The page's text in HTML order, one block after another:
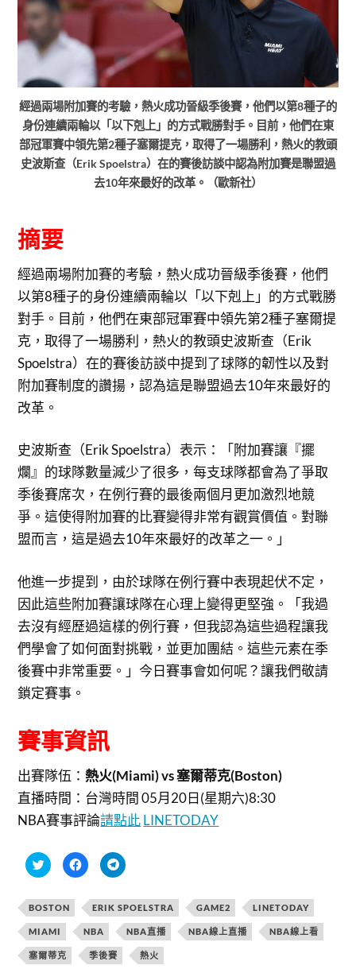
經過兩場附加賽的考驗，熱火成功晉級季後賽，他們以第8種子的
身份連續兩輪以「以下剋上」的方式戰勝對手。目前，他們在東
部冠軍賽中領先第2種子塞爾提克，取得了一場勝利，熱火的教頭
史波斯查（Erik Spoelstra）在的賽後訪談中認為附加賽是聯盟過
去10年來最好的改革。（歐新社）
摘要
經過兩場附加賽的考驗，熱火成功晉級季後賽，他們
以第8種子的身份連續兩輪以「以下剋上」的方式戰勝
對手。目前，他們在東部冠軍賽中領先第2種子塞爾提
克，取得了一場勝利，熱火的教頭史波斯查（Erik
Spoelstra）在的賽後訪談中提到了球隊的韌性以及對
附加賽制度的讚揚，認為這是聯盟過去10年來最好的
改革。
史波斯查（Erik Spoelstra）表示：「附加賽讓『擺
爛』的球隊數量減少了很多，每支球隊都會為了爭取
季後賽席次，在例行賽的最後兩個月更加激烈地競
爭。這使得附加賽的比賽變得非常有觀賞價值。對聯
盟而言，這是過去10年來最好的改革之一。」
他進一步提到，由於球隊在例行賽中表現起伏不定，
因此這些附加賽讓球隊在心理上變得更堅強。「我過
去沒有經歷過這樣的例行賽，但我認為這些過程讓我
們學會了如何面對挑戰，並更加團結。這些元素在季
後賽中非常重要。」今日賽事會如何呢？讓我們敬請
鎖定賽事。
賽事資訊
出賽隊伍：熱火(Miami) vs 塞爾蒂克(Boston)
直播時間： 台灣時間 05月20日(星期六)8:30
NBA賽事評論請點此LINETODAY
分
享
w
i
t
t
e
r
(
在
按
一
分
享
至
F
a
c
b
按
一
分
享
到
T
e
l
g
BOSTON ERIK SPOELSTRA GAME2 LINETODAY
MIAMI NBA NBA直播 NBA線上直播 NBA線上看
塞爾蒂克 季後賽 熱火